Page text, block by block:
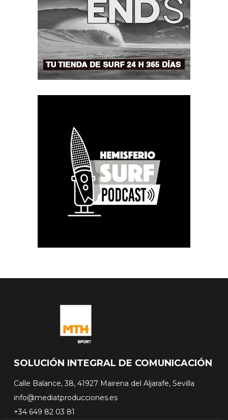
SOLUCIÓN INTEGRAL DE COMUNICACIÓN
Calle Balance, 38, 41927 Mairena del Aljarafe, Sevilla
info@mediatproducciones.es
+34 649 82 03 81